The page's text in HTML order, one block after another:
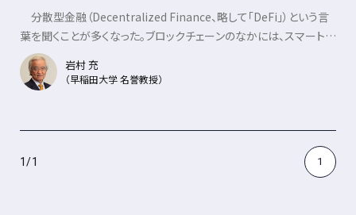
分散型金融（Decentralized Finance、略して「DeFi」）という言
葉を聞くことが多くなった。ブロックチェーンのなかには、スマートコ
ントラクト......
岩村 充
（早稲田大学 名誉教授）
1/1 1